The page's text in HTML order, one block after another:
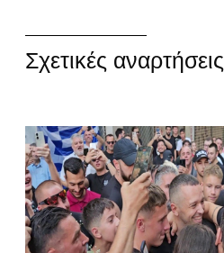
Σχετικές αναρτήσεις